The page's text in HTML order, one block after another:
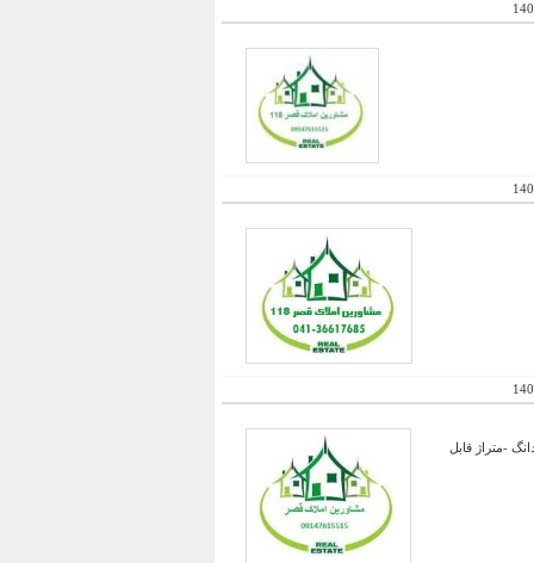
با مجوز 50 راس -دارای اتق زایمان و شیر دهی و سایر امکانات-چاه عمیق با مجوز و برق و ...-سند 6 دانگ -متراژ قابل